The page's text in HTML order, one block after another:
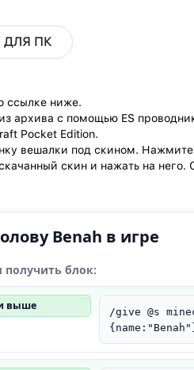
ДЛЯ ПК
ссылке ниже.
архива с помощью ES
Pocket Edition.
вешалки под скином.
скин и нажать на него.
Benah в игре
блок:
выше
/give @s